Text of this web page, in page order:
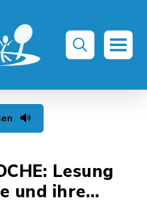
Lesung
und ihre